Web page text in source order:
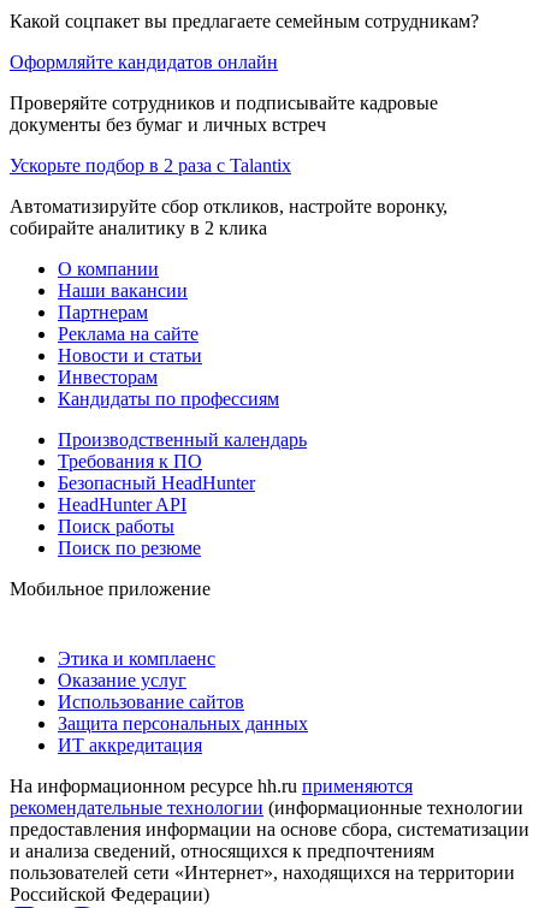
Какой соцпакет вы предлагаете семейным сотрудникам?
Оформляйте кандидатов онлайн
Проверяйте сотрудников и подписывайте кадровые
документы без бумаг и личных встреч
Ускорьте подбор в 2 раза с Talantix
Автоматизируйте сбор откликов, настройте воронку,
собирайте аналитику в 2 клика
О компании
Наши вакансии
Партнерам
Реклама на сайте
Новости и статьи
Инвесторам
Кандидаты по профессиям
Производственный календарь
Требования к ПО
Безопасный HeadHunter
HeadHunter API
Поиск работы
Поиск по резюме
Мобильное приложение
Этика и комплаенс
Оказание услуг
Использование сайтов
Защита персональных данных
ИТ аккредитация
На информационном ресурсе hh.ru применяются
рекомендательные технологии (информационные технологии
предоставления информации на основе сбора, систематизации
и анализа сведений, относящихся к предпочтениям
пользователей сети «Интернет», находящихся на территории
Российской Федерации)